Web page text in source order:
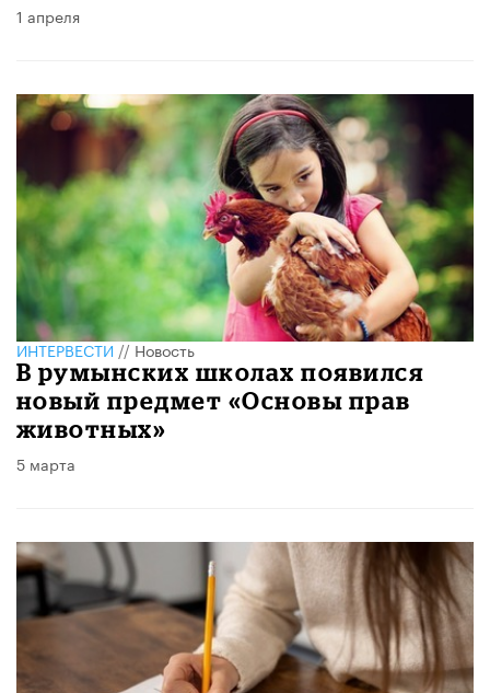
1 апреля
ИНТЕРВЕСТИ//Новость
В румынских школах появился
новый предмет «Основы прав
животных»
5 марта